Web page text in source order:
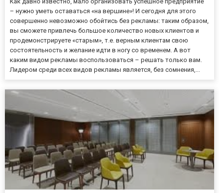
– нужно уметь оставаться «на вершине»! И сегодня для этого
совершенно невозможно обойтись без рекламы: таким образом,
вы сможете привлечь большое количество новых клиентов и
продемонстрируете «старым», т.е. верным клиентам свою
состоятельность и желание идти в ногу со временем. А вот
каким видом рекламы воспользоваться – решать только вам.
Лидером среди всех видов рекламы является, без сомнения,...